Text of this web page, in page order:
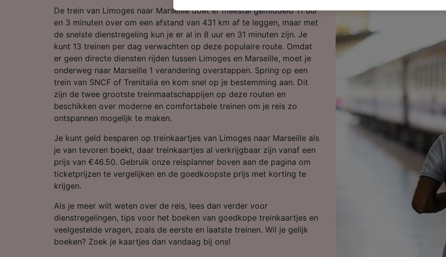
De trein van Limoges naar Marseille doet er meestal gemiddeld 11 uur
en 3 minuten over om een afstand van 431 km af te leggen, maar met
de snelste dienstregeling kun je er al in 8 uur en 31 minuten zijn. Je
kunt 13 treinen per dag verwachten op deze populaire route. Omdat
er geen directe diensten rijden tussen Limoges en Marseille, moet je
onderweg naar Marseille 1 verandering overstappen. Spring op een
trein van SNCF of Trenitalia en kom snel op je bestemming aan. Dit
zijn de twee grootste treinmaatschappijen op deze routen en
beschikken over moderne en comfortabele treinen om je reis zo
ontspannen mogelijk te maken.
Je kunt geld besparen op treinkaartjes van Limoges naar Marseille als
je van tevoren boekt, daar treinkaartjes al verkrijgbaar zijn vanaf een
prijs van €46.50. Gebruik onze reisplanner boven aan de pagina om
ticketprijzen te vergelijken en de goedkoopste prijs met korting te
krijgen.
Als je meer wilt weten over de reis, lees dan verder voor
dienstregelingen, tips voor het boeken van goedkope treinkaartjes en
veelgestelde vragen, zoals de eerste en laatste treinen. Wil je gelijk
boeken? Zoek je kaartjes dan vandaag bij ons!
elk moment wijzigen op de pagina met onze privacyverklaring.
keuzes worden aan onze partners doorgegeven en hebben geen
op browsegegevens. Je gegevens worden niet gebruikt voor
je ons hebt gevraagd om je niet te volgen.
Wij en onze partners verwerken gegevens voor de volgende
Precieze geolocatiegegevens gebruiken. De apparaatkenmerken
scannen ter identificatie. Informatie op een apparaat opslaan en/of
openen. Gepersonaliseerde advertenties en content, advertentie-
contentmetingen, doelgroepenonderzoek en ontwikkeling van
Partnerlijst (derden)